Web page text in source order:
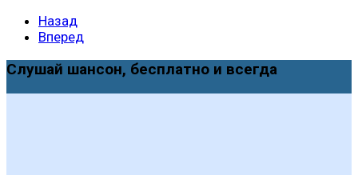
Назад
Вперед
Слушай шансон, бесплатно и всегда